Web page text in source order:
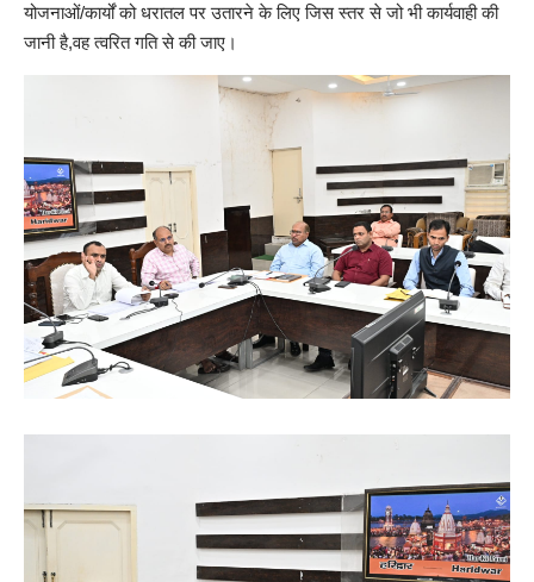
योजनाओं/कार्यों को धरातल पर उतारने के लिए जिस स्तर से जो भी कार्यवाही की
जानी है,वह त्वरित गति से की जाए।